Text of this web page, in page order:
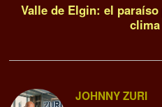
Valle de Elgin: el
JOHNNY ZURI